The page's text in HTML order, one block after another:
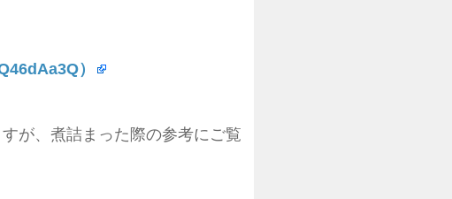
）
が、煮詰まった際の参考にご覧